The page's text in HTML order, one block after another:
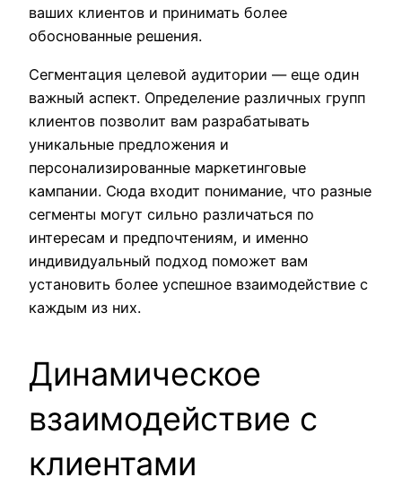
ваших клиентов и принимать более
обоснованные решения.
Сегментация целевой аудитории — еще один
важный аспект. Определение различных групп
клиентов позволит вам разрабатывать
уникальные предложения и
персонализированные маркетинговые
кампании. Сюда входит понимание, что разные
сегменты могут сильно различаться по
интересам и предпочтениям, и именно
индивидуальный подход поможет вам
установить более успешное взаимодействие с
каждым из них.
Динамическое
взаимодействие с
клиентами